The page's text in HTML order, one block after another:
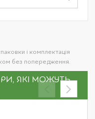
і комплектація
без попередження.
ЯКІ МОЖУТЬ